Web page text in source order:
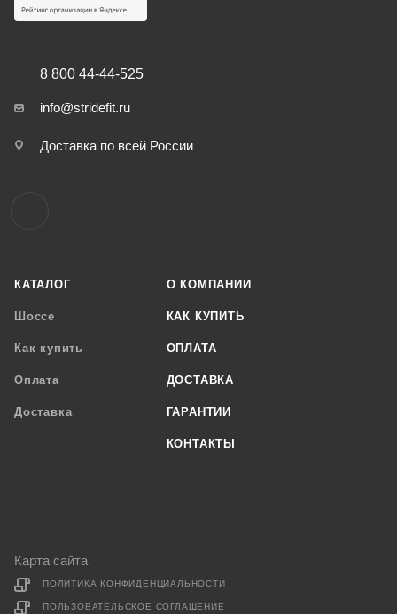
КАТАЛОГ
Шоссе
Как купить
Оплата
Доставка
О КОМПАНИИ
КАК КУПИТЬ
ОПЛАТА
ДОСТАВКА
ГАРАНТИИ
КОНТАКТЫ
8 800 44-44-525
info@stridefit.ru
Доставка по всей России
Карта сайта
ПОЛИТИКА КОНФИДЕНЦИАЛЬНОСТИ
ПОЛЬЗОВАТЕЛЬСКОЕ СОГЛАШЕНИЕ